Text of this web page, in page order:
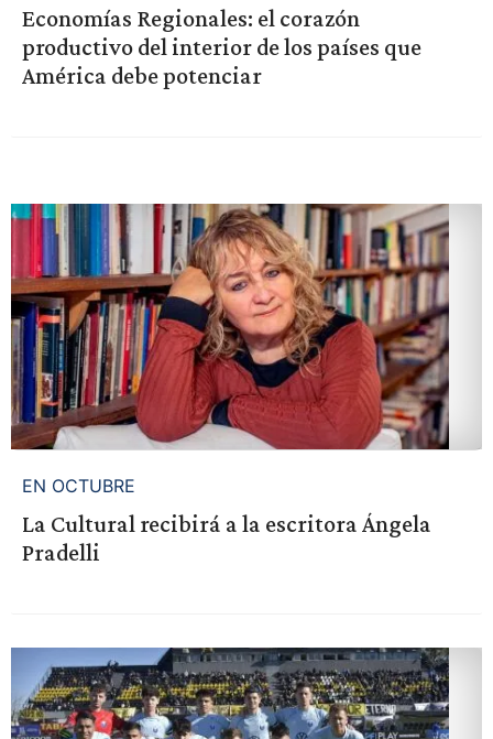
Economías Regionales: el corazón
productivo del interior de los países que
América debe potenciar
EN OCTUBRE
La Cultural recibirá a la escritora Ángela
Pradelli